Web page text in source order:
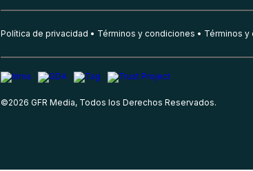
Política de privacidad Términos y condiciones Términos
©2026 GFR Media, Todos los Derechos Reservados.